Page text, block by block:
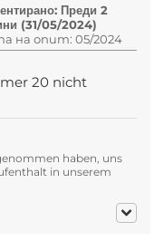
Преди 2
(31/05/2024)
на опит: 05/2024
20 nicht
haben, uns
in unserem